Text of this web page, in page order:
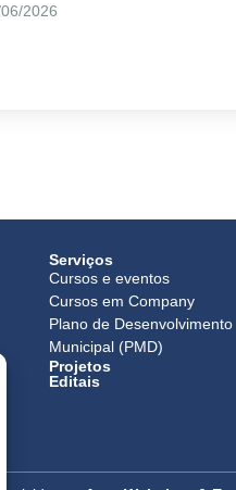
2026
Serviços
Cursos e eventos
Cursos em Company
Plano de Desenvolvimento
Municipal (PMD)
Projetos
Editais